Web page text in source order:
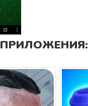
ПРИЛОЖЕНИЯ: